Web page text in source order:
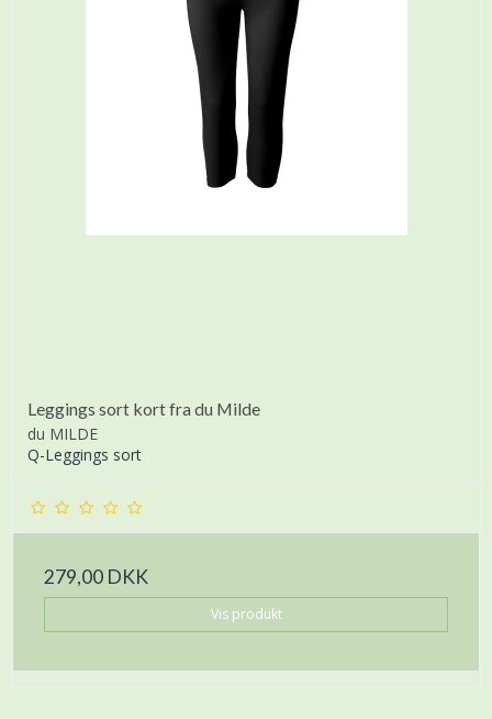
Leggings sort kort fra du Milde
du MILDE
Q-Leggings sort
279,00 DKK
Vis produkt